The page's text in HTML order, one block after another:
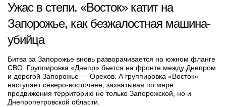
Ужас в степи. «Восток» катит на
Запорожье, как безжалостная машина-
убийца
Битва за Запорожье вновь разворачивается на южном фланге
СВО. Группировка «Днепр» бьется на фронте между Днепром
и дорогой Запорожье — Орехов. А группировка «Восток»
наступает северо-восточнее, захватывая по мере
продвижения территорию не только Запорожской, но и
Днепропетровской области.